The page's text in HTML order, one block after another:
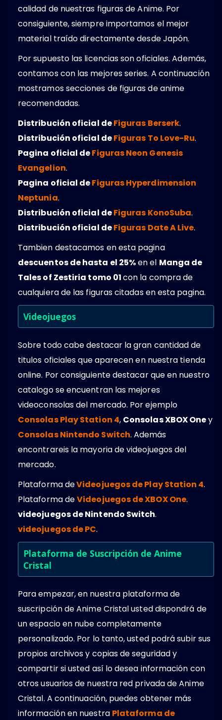
calidad de nuestras figuras de Anime. Por
consiguiente, siempre importamos el mejor
material traído directamente desde Japón.
Por supuesto las licencias son oficiales. Además,
contamos con las mejores series. A continuación
mostramos secciones de figuras de anime
recomendadas.
Distribución oficial deFiguras Berserk.
Distribución oficial deFiguras To Love-Ru.
Pagina oficial deFiguras Neon Genesis
Evangelion.
Pagina oficial deFiguras Hyperdimension
Neptunia.
Distribución oficial deFiguras KonoSuba.
Distribución oficial deFiguras Date A Live.
Tambien destacamos en esta pagina
descuentos de hasta el 25%en el Manga de
Tales of Zestiria tomo 01con la compra de
cualquiera de las figuras citadas en esta pagina.
Videojuegos
Sobre todo cabe destacar la gran cantidad de
titulos oficiales que aparecen en nuestra tienda
online. Por consiguiente destacar que en nuestro
catalogo se encuentran las mejores
videoconsolas del mercado. Por ejemplo
Consolas Play Station 4, Consolas XBOX Oney
Consolas Nintendo Switch. Además
encontrareis la mayoria de videojuegos del
mercado.
Plataforma deVideojuegos de Play Station 4.
Plataforma deVideojuegos de XBOX One.
videojuegos de Nintendo Switch.
videojuegos de PC.
Plataforma de Suscripción de Anime
Cristal
Para empezar, en nuestra plataforma de
suscripción de Anime Cristal usted dispondrá de
un espacio en nube completamente
personalizado. Por lo tanto, usted podrá subir sus
propios archivos y copias de seguridad y
compartir si usted así lo desea información con
otros usuarios de nuestra red privada de Anime
Cristal. A continuación, puedes obtener más
información en nuestra Plataforma de